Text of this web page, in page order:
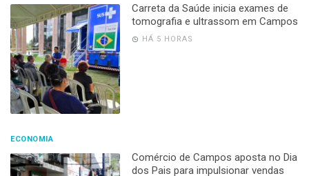
Carreta da Saúde inicia exames de
tomografia e ultrassom em Campos
HÁ 5 HORAS
ECONOMIA
Comércio de Campos aposta no Dia
dos Pais para impulsionar vendas